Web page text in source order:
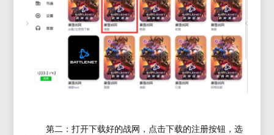
第二：打开下载好的战网，点击下载的注册按钮，选